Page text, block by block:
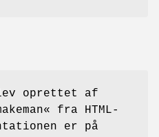
oprettet af
fra HTML-
er på